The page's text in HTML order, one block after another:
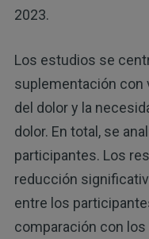
2023.
Los estudios se
suplementación con
del dolor y la
dolor. En total, se
participantes. Los
reducción
entre los
comparación con